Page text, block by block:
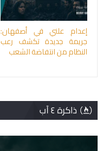
إعدام علني في أصفهان:
جريمة جديدة تكشف رعب
النظام من انتفاضة الشعب
ذاكرة ٤ آب